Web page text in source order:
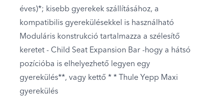
éves)*; kisebb gyerekek szállításához, a
kompatibilis gyerekülésekkel is használható
Moduláris konstrukció tartalmazza a szélesítő
keretet - Child Seat Expansion Bar -hogy a hátsó
pozícióba is elhelyezhető legyen egy
gyerekülés**, vagy kettő * * Thule Yepp Maxi
gyerekülés